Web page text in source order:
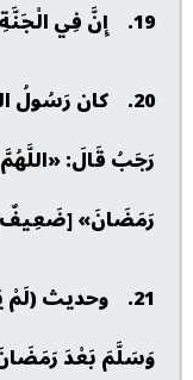
19. إِنَّ فِي الْجَنَّةِ نَهْرًا يُقَالُ لَهُ رَجَبُ.. إِلخ [ضَعِيفٌ]
20. كان رَسُولُ
رَجَبُ قَالَ:
رَمَضَانَ»
21. وحديث
وَسَلَّمَ بَعْدَ